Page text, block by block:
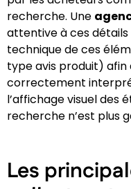
recherche. Une
attentive à ces
technique de ces
type avis produit) afin
correctement
l’affichage visuel des
recherche n’est plus
Les